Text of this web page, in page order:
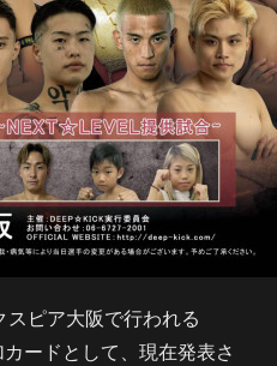
ピア大阪で行われる
ードとして、現在発表さ